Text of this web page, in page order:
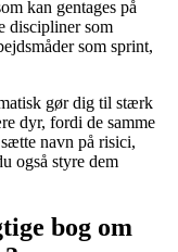
kan gentages på
discipliner som
som sprint,
gør dig til stærk
dyr, fordi de samme
navn på risici,
også styre dem
bog om